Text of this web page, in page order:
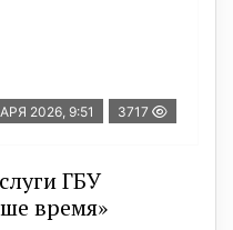
2026, 9:51 3717
ГБУ
время»